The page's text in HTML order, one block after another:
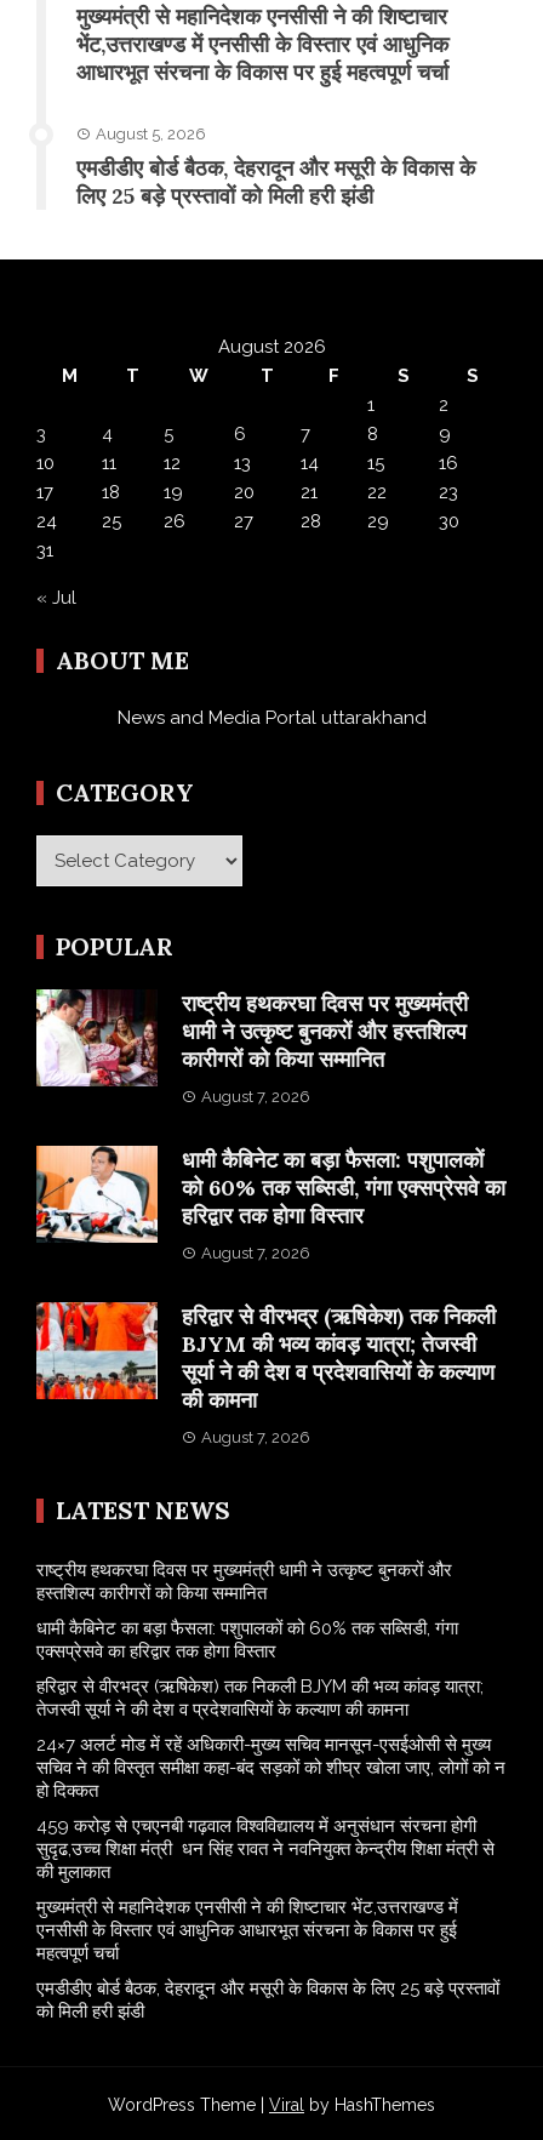
मुख्यमंत्री से महानिदेशक एनसीसी ने की शिष्टाचार
भेंट,उत्तराखण्ड में एनसीसी के विस्तार एवं आधुनिक
आधारभूत संरचना के विकास पर हुई महत्वपूर्ण चर्चा
August 5, 2026
एमडीडीए बोर्ड बैठक, देहरादून और मसूरी के विकास के
लिए 25 बड़े प्रस्तावों को मिली हरी झंडी
August 2026
M
T W T F S
S
1
2
3
4 5 6 7 8
9
10
11 12 13 14 15
16
17
18 19 20 21 22
23
24
25 26 27 28 29
30
31
« Jul
ABOUT ME
News and Media Portal uttarakhand
CATEGORY
Category
POPULAR
राष्ट्रीय हथकरघा दिवस पर मुख्यमंत्री
धामी ने उत्कृष्ट बुनकरों और हस्तशिल्प
कारीगरों को किया सम्मानित
August 7, 2026
​धामी कैबिनेट का बड़ा फैसला: पशुपालकों
को 60% तक सब्सिडी, गंगा एक्सप्रेसवे का
हरिद्वार तक होगा विस्तार
August 7, 2026
​हरिद्वार से वीरभद्र (ऋषिकेश) तक निकली
BJYM की भव्य कांवड़ यात्रा; तेजस्वी
सूर्या ने की देश व प्रदेशवासियों के कल्याण
की कामना
August 7, 2026
LATEST NEWS
राष्ट्रीय हथकरघा दिवस पर मुख्यमंत्री धामी ने उत्कृष्ट बुनकरों और
हस्तशिल्प कारीगरों को किया सम्मानित
​धामी कैबिनेट का बड़ा फैसला: पशुपालकों को 60% तक सब्सिडी, गंगा
एक्सप्रेसवे का हरिद्वार तक होगा विस्तार
​हरिद्वार से वीरभद्र (ऋषिकेश) तक निकली BJYM की भव्य कांवड़ यात्रा;
तेजस्वी सूर्या ने की देश व प्रदेशवासियों के कल्याण की कामना
24×7 अलर्ट मोड में रहें अधिकारी-मुख्य सचिव मानसून-एसईओसी से मुख्य
सचिव ने की विस्तृत समीक्षा कहा-बंद सड़कों को शीघ्र खोला जाए, लोगों को न
हो दिक्कत
459 करोड़ से एचएनबी गढ़वाल विश्वविद्यालय में अनुसंधान संरचना होगी
सुदृढ,उच्च शिक्षा मंत्री धन सिंह रावत ने नवनियुक्त केन्द्रीय शिक्षा मंत्री से
की मुलाकात
मुख्यमंत्री से महानिदेशक एनसीसी ने की शिष्टाचार भेंट,उत्तराखण्ड में
एनसीसी के विस्तार एवं आधुनिक आधारभूत संरचना के विकास पर हुई
महत्वपूर्ण चर्चा
एमडीडीए बोर्ड बैठक, देहरादून और मसूरी के विकास के लिए 25 बड़े प्रस्तावों
को मिली हरी झंडी
WordPress Theme | Viral by HashThemes